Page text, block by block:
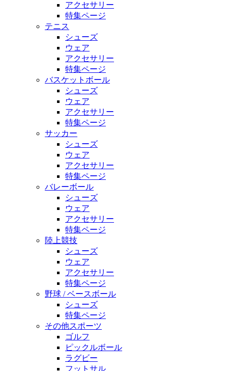
アクセサリー
特集ページ
テニス
シューズ
ウェア
アクセサリー
特集ページ
バスケットボール
シューズ
ウェア
アクセサリー
特集ページ
サッカー
シューズ
ウェア
アクセサリー
特集ページ
バレーボール
シューズ
ウェア
アクセサリー
特集ページ
陸上競技
シューズ
ウェア
アクセサリー
特集ページ
野球 / ベースボール
シューズ
特集ページ
その他スポーツ
ゴルフ
ピックルボール
ラグビー
フットサル